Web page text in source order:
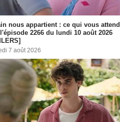
nous appartient : ce qui vous attend
2266 du lundi 10 août 2026
7 août 2026